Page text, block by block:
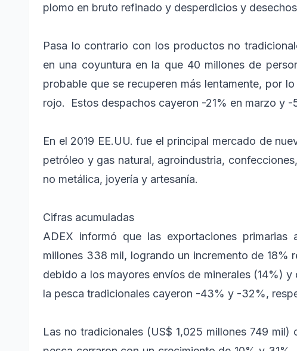
plomo en bruto refinado y desperdicios y
Pasa lo contrario con los productos no
en una coyuntura en la que 40 millones de
probable que se recuperen más lentamente, por
rojo. Estos despachos cayeron -21% en marzo y -
En el 2019 EE.UU. fue el principal mercado de
petróleo y gas natural, agroindustria,
no metálica, joyería y artesanía.
Cifras acumuladas
ADEX informó que las exportaciones
millones 338 mil, logrando un incremento de 18%
debido a los mayores envíos de minerales (14%)
la pesca tradicionales cayeron -43% y -32%,
Las no tradicionales (US$ 1,025 millones 749